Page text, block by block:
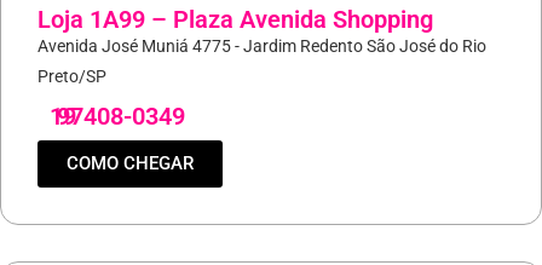
Loja 1A99 – Plaza Avenida Shopping
Avenida José Muniá 4775 - Jardim Redento São José do Rio
Preto/SP
19
97408-0349
COMO CHEGAR